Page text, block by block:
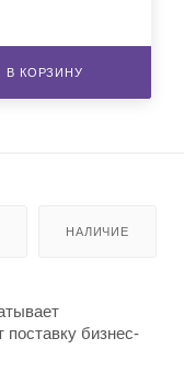
В КОРЗИНУ
НАЛИЧИЕ
бизнес-